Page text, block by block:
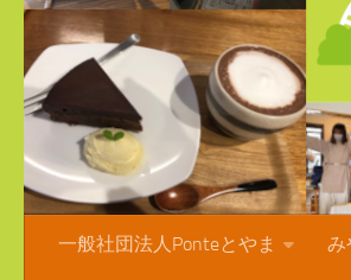
一般社団法人Ponteとやま み